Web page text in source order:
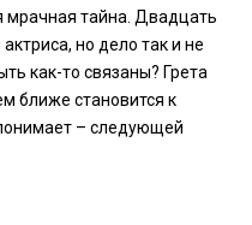
мрачная тайна. Двадцать
но дело так и не
как-то связаны? Грета
ближе становится к
– следующей